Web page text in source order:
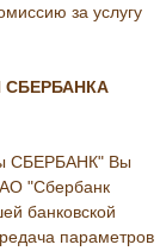
за услугу
СБЕРБАНК" Вы
"Сбербанк
банковской
параметров